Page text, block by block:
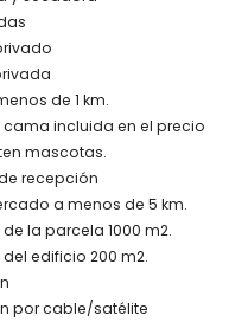
es muy adecuado
y servicios incluidos en el
de lujo
(WiFi)
y plancha con tabla de
cama y toallas
de recepción y servicio de
central y aire
y servicios con cargo
de aeropuerto
extra y camas/cunas para
de 1 km.
cama incluida en el precio
mascotas.
recepción
a menos de 5 km.
la parcela 1000 m2.
edificio 200 m2.
por cable/satélite